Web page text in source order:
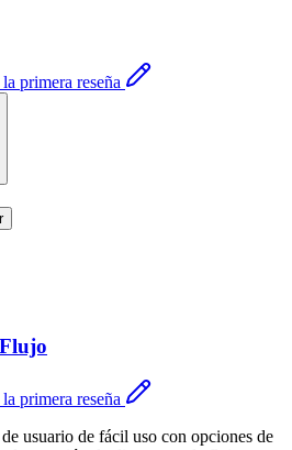
primera reseña
primera reseña
usuario de fácil uso con opciones de